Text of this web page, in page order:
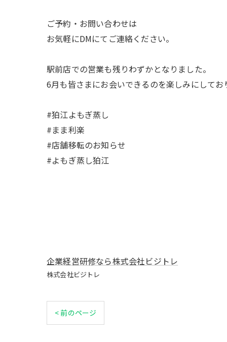
ご予約・お問い合わせは
お気軽にDMにてご連絡ください。
駅前店での営業も残りわずかとなりました。
6月も皆さまにお会いできるのを楽しみにしてお
#狛江よもぎ蒸し
#まま利楽
#店舗移転のお知らせ
#よもぎ蒸し狛江
企業経営研修なら株式会社ビジトレ
株式会社ビジトレ
< 前のページ